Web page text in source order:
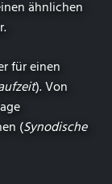
ähnlichen
für einen
). Von
(Synodische